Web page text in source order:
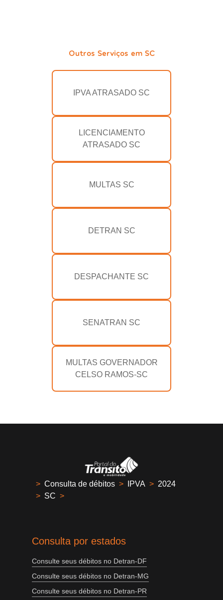
Outros Serviços em SC
IPVA ATRASADO SC
LICENCIAMENTO
ATRASADO SC
MULTAS SC
DETRAN SC
DESPACHANTE SC
SENATRAN SC
MULTAS GOVERNADOR
CELSO RAMOS-SC
> Consulta de débitos > IPVA > 2024
> SC >
Consulta por estados
Consulte seus débitos no Detran-DF
Consulte seus débitos no Detran-MG
Consulte seus débitos no Detran-PR